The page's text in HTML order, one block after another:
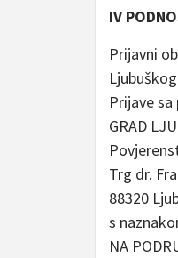
IV
Prijavni
Ljubuškog
Prijave
GRAD
Trg dr.
88320
s
NA